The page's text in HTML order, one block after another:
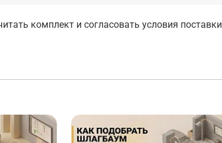
комплект и согласовать условия поставки